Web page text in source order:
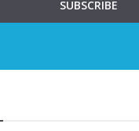
SUBSCRIBE